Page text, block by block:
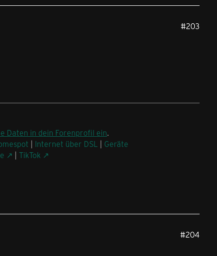
#203
Daten in dein Forenprofil ein.
| Internet über DSL | Geräte
| TikTok
#204